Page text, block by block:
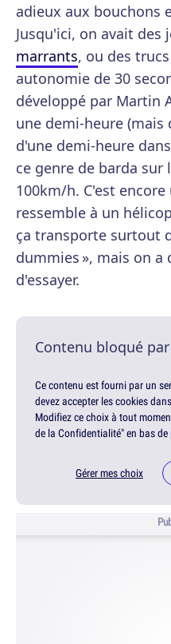
adieux aux bouchons
Jusqu'ici, on avait des
marrants, ou des
autonomie de 30
développé par Martin
une demi-heure (mais
d'une demi-heure
ce genre de barda sur
100km/h. C'est
ressemble à un
ça transporte surtout
dummies », mais on
d'essayer.
Contenu bloqué
Ce contenu est fourni par un
devez accepter les cookies
Modifiez ce choix à tout
de la Confidentialité" en bas de
Gérer mes choix